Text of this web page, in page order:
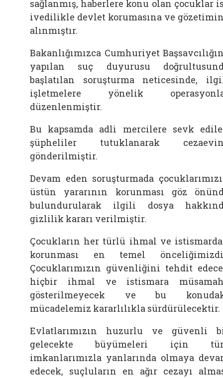
sağlanmış, haberlere konu olan çocuklar
ivedilikle devlet korumasına ve
alınmıştır.
Bakanlığımızca Cumhuriyet
yapılan suç duyurusu
başlatılan soruşturma neticesinde,
işletmelere yönelik
düzenlenmiştir.
Bu kapsamda adli mercilere sevk
şüpheliler tutuklanarak
gönderilmiştir.
Devam eden soruşturmada
üstün yararının korunması göz
bulundurularak ilgili dosya
gizlilik kararı verilmiştir.
Çocukların her türlü ihmal ve
korunması en temel
Çocuklarımızın güvenliğini tehdit
hiçbir ihmal ve istismara
gösterilmeyecek ve bu
mücadelemiz kararlılıkla sürdürülecektir.
Evlatlarımızın huzurlu ve güvenli
gelecekte büyümeleri için
imkanlarımızla yanlarında olmaya
edecek, suçluların en ağır cezayı